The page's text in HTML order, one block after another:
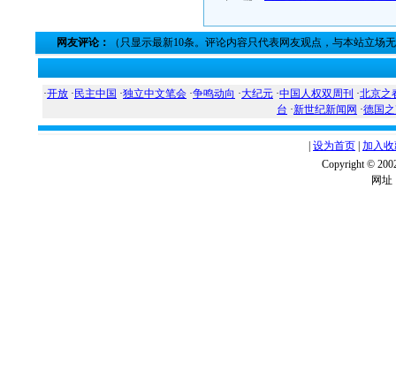
网友评论： （只显示最新10条。评论内容只代表网友观点，与本站立场
·开放 · 民主中国 ·独立中文笔会 ·争鸣动向 ·大纪元 ·中国人权双周刊 ·北京之
台 ·新世纪新闻网 ·德国
设为首页 加入
Copyright ©
网址